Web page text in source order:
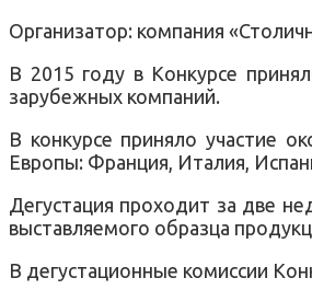
Организатор: компания
В 2015 году в Конкурсе
зарубежных компаний.
В конкурсе приняло участие
Европы: Франция, Италия,
Дегустация проходит за две
выставляемого образца
В дегустационные комиссии